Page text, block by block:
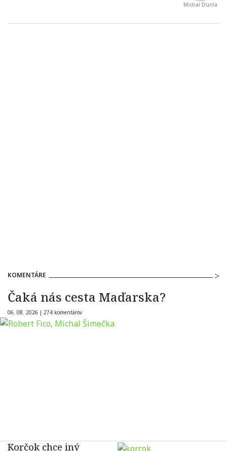
Michal Durila
KOMENTÁRE
Čaká nás cesta Maďarska?
06. 08. 2026 | 274 komentárov
Korčok chce iný